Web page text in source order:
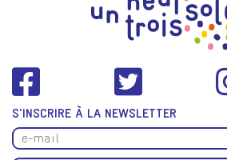
S'INSCRIRE À LA NEWSLETTER